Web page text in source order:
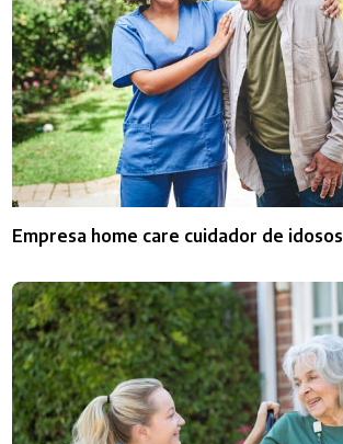
Empresa home care cuidador de idosos